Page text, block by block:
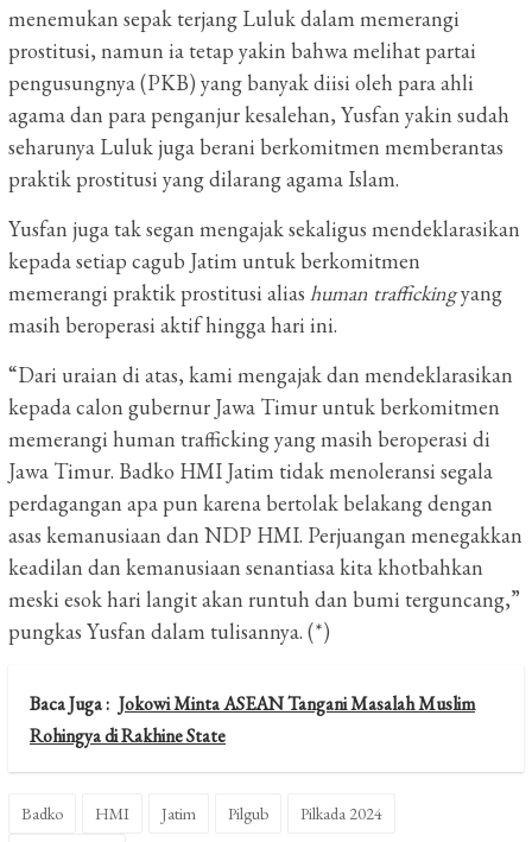
menemukan sepak terjang Luluk dalam memerangi
prostitusi, namun ia tetap yakin bahwa melihat partai
pengusungnya (PKB) yang banyak diisi oleh para ahli
agama dan para penganjur kesalehan, Yusfan yakin sudah
seharunya Luluk juga berani berkomitmen memberantas
praktik prostitusi yang dilarang agama Islam.
Yusfan juga tak segan mengajak sekaligus mendeklarasikan
kepada setiap cagub Jatim untuk berkomitmen
memerangi praktik prostitusi alias human traffickingyang
masih beroperasi aktif hingga hari ini.
“Dari uraian di atas, kami mengajak dan mendeklarasikan
kepada calon gubernur Jawa Timur untuk berkomitmen
memerangi human trafficking yang masih beroperasi di
Jawa Timur. Badko HMI Jatim tidak menoleransi segala
perdagangan apa pun karena bertolak belakang dengan
asas kemanusiaan dan NDP HMI. Perjuangan menegakkan
keadilan dan kemanusiaan senantiasa kita khotbahkan
meski esok hari langit akan runtuh dan bumi terguncang,”
pungkas Yusfan dalam tulisannya. (*)
Baca Juga : Jokowi Minta ASEAN Tangani Masalah Muslim
Rohingya di Rakhine State
Badko HMI Jatim Pilgub
Pilkada 2024